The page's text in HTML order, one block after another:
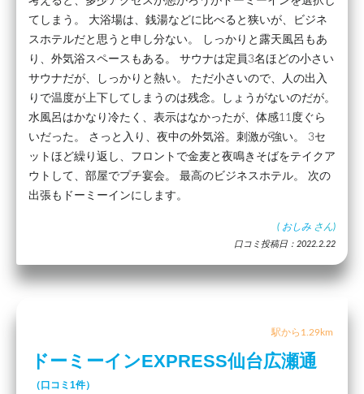
てしまう。 大浴場は、銭湯などに比べると狭いが、ビジネ
スホテルだと思うと申し分ない。 しっかりと露天風呂もあ
り、外気浴スペースもある。 サウナは定員3名ほどの小さい
サウナだが、しっかりと熱い。 ただ小さいので、人の出入
りで温度が上下してしまうのは残念。しょうがないのだが。
水風呂はかなり冷たく、表示はなかったが、体感11度ぐら
いだった。 さっと入り、夜中の外気浴。刺激が強い。 3セ
ットほど繰り返し、フロントで金麦と夜鳴きそばをテイクア
ウトして、部屋でプチ宴会。 最高のビジネスホテル。 次の
出張もドーミーインにします。
( おしみ さん)
口コミ投稿日：2022.2.22
駅から1.29km
ドーミーインEXPRESS仙台広瀬通
（口コミ1件）